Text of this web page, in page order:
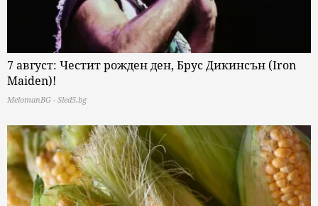
7 август: Честит рожден ден, Брус Дикинсън (Iron
Maiden)!
MelomanBG - Sled5.bg